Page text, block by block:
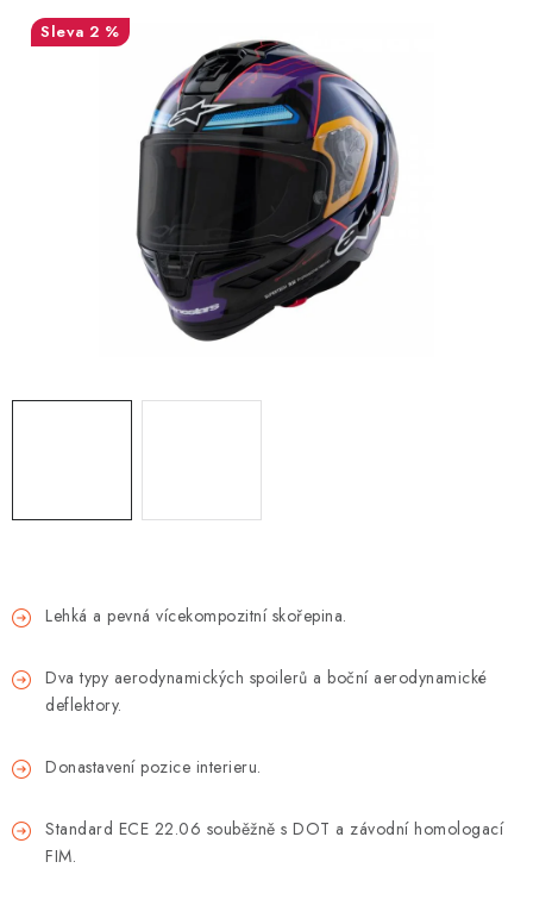
NÁPLNĚ A KAPALINY
NÁHRADNÍ DÍLY
MONTÁŽNÍ SLUŽBY
Kontakt
Reklamace a vrácení zboží
Lehká a pevná vícekompozitní skořepina.
Dva typy aerodynamických spoilerů a boční aerodynamické
deflektory.
Donastavení pozice interieru.
Standard ECE 22.06 souběžně s DOT a závodní homologací
FIM.
2 %